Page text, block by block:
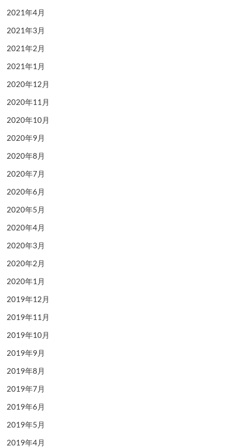
2021年4月
2021年3月
2021年2月
2021年1月
2020年12月
2020年11月
2020年10月
2020年9月
2020年8月
2020年7月
2020年6月
2020年5月
2020年4月
2020年3月
2020年2月
2020年1月
2019年12月
2019年11月
2019年10月
2019年9月
2019年8月
2019年7月
2019年6月
2019年5月
2019年4月